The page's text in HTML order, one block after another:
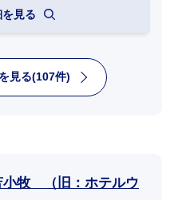
見る
見る(107件)
牧 （旧：ホテルウ